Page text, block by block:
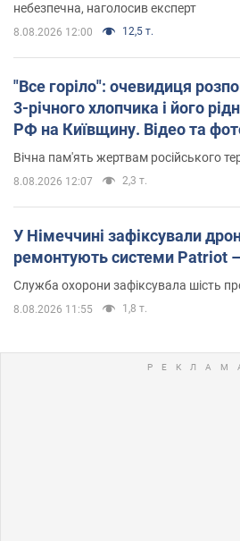
небезпечна, наголосив експерт
8.08.2026 12:00 12,5 т.
"Все горіло": очевидиця
3-річного хлопчика і його
РФ на Київщину. Відео та
Вічна пам'ять жертвам російського
8.08.2026 12:07 2,3 т.
У Німеччині зафіксували
ремонтують системи Patriot
Служба охорони зафіксувала шість
8.08.2026 11:55 1,8 т.